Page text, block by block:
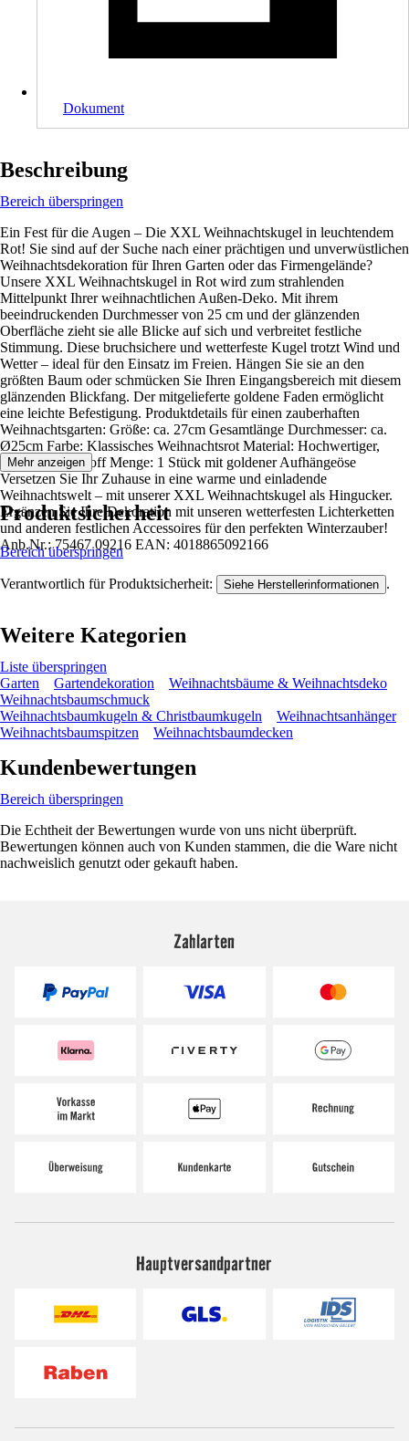
Dokument
Beschreibung
Bereich überspringen
Ein Fest für die Augen – Die XXL Weihnachtskugel in leuchtendem
Rot! Sie sind auf der Suche nach einer prächtigen und unverwüstlichen
Weihnachtsdekoration für Ihren Garten oder das Firmengelände?
Unsere XXL Weihnachtskugel in Rot wird zum strahlenden
Mittelpunkt Ihrer weihnachtlichen Außen-Deko. Mit ihrem
beeindruckenden Durchmesser von 25 cm und der glänzenden
Oberfläche zieht sie alle Blicke auf sich und verbreitet festliche
Stimmung. Diese bruchsichere und wetterfeste Kugel trotzt Wind und
Wetter – ideal für den Einsatz im Freien. Hängen Sie sie an den
größten Baum oder schmücken Sie Ihren Eingangsbereich mit diesem
glänzenden Blickfang. Der mitgelieferte goldene Faden ermöglicht
eine leichte Befestigung. Produktdetails für einen zauberhaften
Weihnachtsgarten: Größe: ca. 27cm Gesamtlänge Durchmesser: ca.
Ø25cm Farbe: Klassisches Weihnachtsrot Material: Hochwertiger,
robuste Kunststoff Menge: 1 Stück mit goldener Aufhängeöse
Versetzen Sie Ihr Zuhause in eine warme und einladende
Weihnachtswelt – mit unserer XXL Weihnachtskugel als Hingucker.
Ergänzen Sie Ihre Dekoration mit unseren wetterfesten Lichterketten
und anderen festlichen Accessoires für den perfekten Winterzauber!
Anb.Nr.: 75467 09216 EAN: 4018865092166
Mehr anzeigen
Produktsicherheit
Bereich überspringen
Verantwortlich für Produktsicherheit: Siehe Herstellerinformationen .
Weitere Kategorien
Liste überspringen
Garten
Gartendekoration
Weihnachtsbäume & Weihnachtsdeko
Weihnachtsbaumschmuck
Weihnachtsbaumkugeln & Christbaumkugeln
Weihnachtsanhänger
Weihnachtsbaumspitzen
Weihnachtsbaumdecken
Kundenbewertungen
Bereich überspringen
Die Echtheit der Bewertungen wurde von uns nicht überprüft.
Bewertungen können auch von Kunden stammen, die die Ware nicht
nachweislich genutzt oder gekauft haben.
Zahlarten
Hauptversandpartner